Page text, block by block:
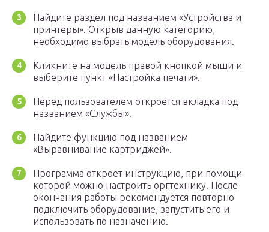
Найдите раздел под названием «Устройства и
принтеры». Открыв данную категорию,
необходимо выбрать модель оборудования.
Кликните на модель правой кнопкой мыши и
выберите пункт «Настройка печати».
Перед пользователем откроется вкладка под
названием «Службы».
Найдите функцию под названием
«Выравнивание картриджей».
Программа откроет инструкцию, при помощи
которой можно настроить оргтехнику. После
окончания работы рекомендуется повторно
подключить оборудование, запустить его и
использовать по назначению.